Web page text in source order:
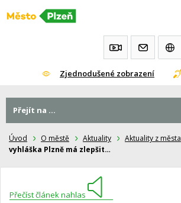
Přeskočit
Zjednodušené zobrazení
Úvod O městě Aktuality Aktuality z města
vyhláška Plzně má zlepšit…
Přečíst článek nahlas
Přejít na ...